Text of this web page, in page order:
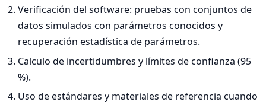
Verificación del software: pruebas con conjuntos de
datos simulados con parámetros conocidos y
recuperación estadística de parámetros.
Calculo de incertidumbres y límites de confianza (95
%).
Uso de estándares y materiales de referencia cuando